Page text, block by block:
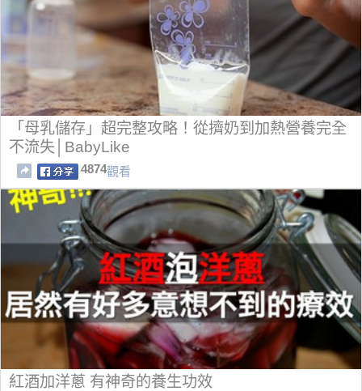
「母乳儲存」超完整攻略！從擠奶到加熱營養完全
不流失│BabyLike
4874觀看
紅酒加洋蔥 有神奇的養生功效